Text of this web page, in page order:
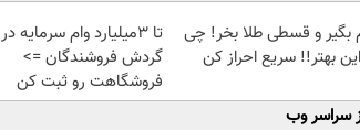
بگیر و قسطی طلا بخر! چی
بهتر!! سریع احراز کن
تا 3میلیارد وام سرمایه در
گردش فروشندگان =>
فروشگاهت رو ثبت کن
سراسر وب